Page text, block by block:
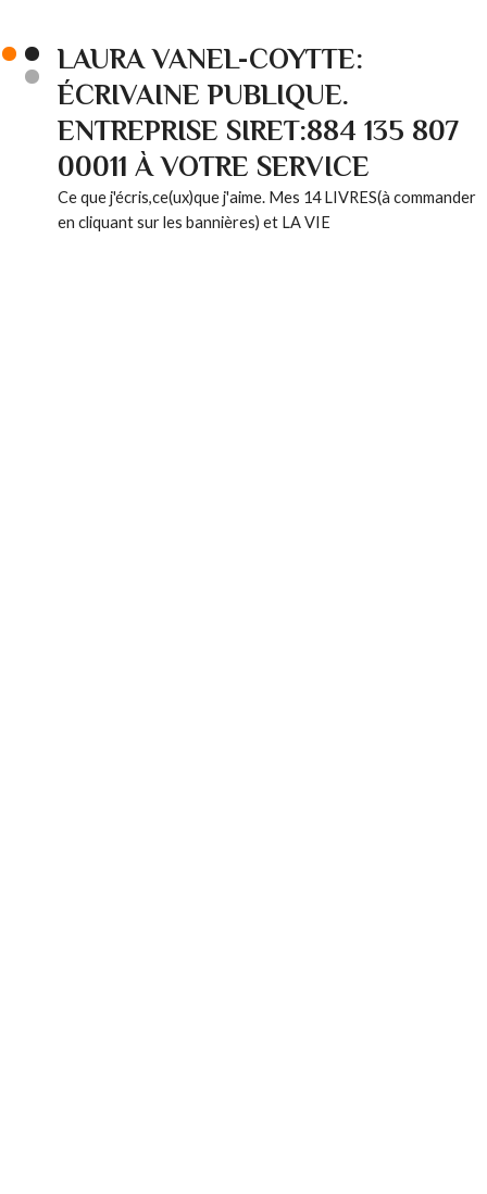
LAURA VANEL-COYTTE:
ÉCRIVAINE PUBLIQUE.
ENTREPRISE SIRET:884 135 807
00011 À VOTRE SERVICE
Ce que j'écris,ce(ux)que j'aime. Mes 14 LIVRES(à commander
en cliquant sur les bannières) et LA VIE